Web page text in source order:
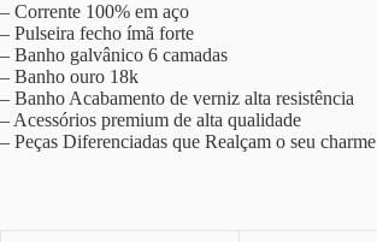
– Corrente 100% em aço
– Pulseira fecho ímã forte
– Banho galvânico 6 camadas
– Banho ouro 18k
– Banho Acabamento de verniz alta resistência
– Acessórios premium de alta qualidade
– Peças Diferenciadas que Realçam o seu charme